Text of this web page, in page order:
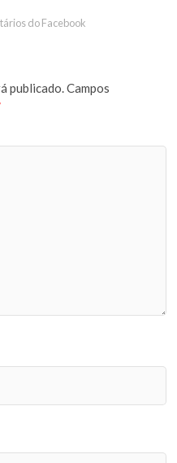
do Facebook
publicado.Campos